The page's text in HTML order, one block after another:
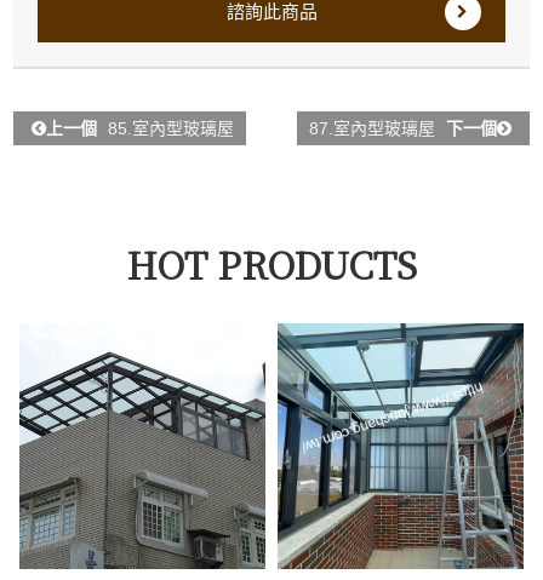
諮詢此商品
上一個 85.室內型玻璃屋 87.室內型玻璃屋 下一個
HOT PRODUCTS